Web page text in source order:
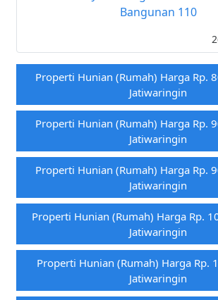
Bangunan 110
Properti Hunian (rumah) Harga Rp.
Jatiwaringin
Properti Hunian (rumah) Harga Rp.
Jatiwaringin
Properti Hunian (rumah) Harga Rp.
Jatiwaringin
Properti Hunian (rumah) Harga Rp.
Jatiwaringin
Properti Hunian (rumah) Harga Rp.
Jatiwaringin